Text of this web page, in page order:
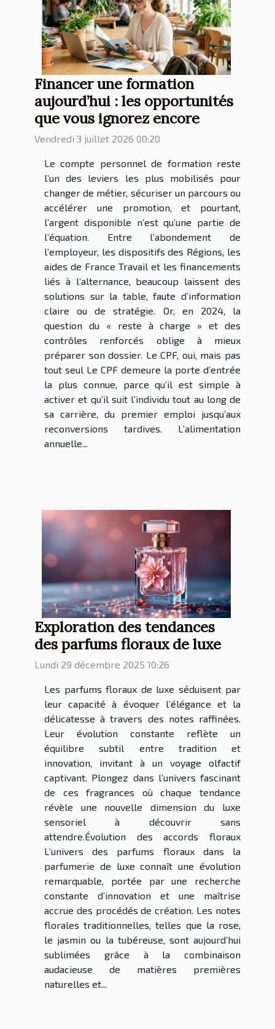
Financer une formation
aujourd’hui : les opportunités
que vous ignorez encore
Vendredi 3 juillet 2026 00:20
Le compte personnel de formation reste
l’un des leviers les plus mobilisés pour
changer de métier, sécuriser un parcours ou
accélérer une promotion, et pourtant,
l’argent disponible n’est qu’une partie de
l’équation. Entre l’abondement de
l’employeur, les dispositifs des Régions, les
aides de France Travail et les financements
liés à l’alternance, beaucoup laissent des
solutions sur la table, faute d’information
claire ou de stratégie. Or, en 2024, la
question du « reste à charge » et des
contrôles renforcés oblige à mieux
préparer son dossier. Le CPF, oui, mais pas
tout seul Le CPF demeure la porte d’entrée
la plus connue, parce qu’il est simple à
activer et qu’il suit l’individu tout au long de
sa carrière, du premier emploi jusqu’aux
reconversions tardives. L’alimentation
annuelle...
Exploration des tendances
des parfums floraux de luxe
Lundi 29 décembre 2025 10:26
Les parfums floraux de luxe séduisent par
leur capacité à évoquer l’élégance et la
délicatesse à travers des notes raffinées.
Leur évolution constante reflète un
équilibre subtil entre tradition et
innovation, invitant à un voyage olfactif
captivant. Plongez dans l’univers fascinant
de ces fragrances où chaque tendance
révèle une nouvelle dimension du luxe
sensoriel à découvrir sans
attendre.Évolution des accords floraux
L’univers des parfums floraux dans la
parfumerie de luxe connaît une évolution
remarquable, portée par une recherche
constante d’innovation et une maîtrise
accrue des procédés de création. Les notes
florales traditionnelles, telles que la rose,
le jasmin ou la tubéreuse, sont aujourd’hui
sublimées grâce à la combinaison
audacieuse de matières premières
naturelles et...